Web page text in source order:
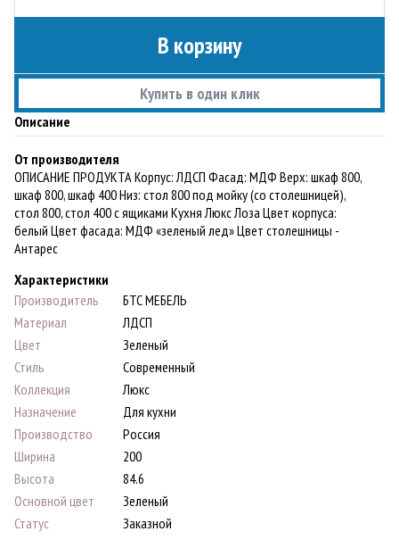
В корзину
Купить в один клик
Описание
От производителя
ОПИСАНИЕ ПРОДУКТА Корпус: ЛДСП Фасад: МДФ Верх: шкаф 800,
шкаф 800, шкаф 400 Низ: стол 800 под мойку (со столешницей),
стол 800, стол 400 с ящиками Кухня Люкс Лоза Цвет корпуса:
белый Цвет фасада: МДФ «зеленый лед» Цвет столешницы -
Антарес
Характеристики
Производитель
БТС МЕБЕЛЬ
Материал
ЛДСП
Цвет
Зеленый
Стиль
Современный
Коллекция
Люкс
Назначение
Для кухни
Производство
Россия
Ширина
200
Высота
84.6
Основной цвет
Зеленый
Статус
Заказной